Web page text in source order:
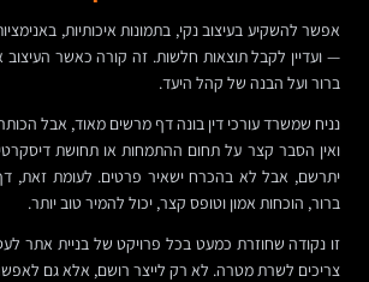
אפשר להשקיע בעיצוב נקי, בתמונות איכותיות,
— ועדיין לקבל תוצאות חלשות. זה קורה כאשר העיצוב
ברור ועל הבנה של קהל היעד.
נניח שמשרד עורכי דין בונה דף מרשים מאוד, אבל
ואין הסבר קצר על תחום ההתמחות או תחושת
יתרשם, אבל לא בהכרח ישאיר פרטים. לעומת זאת,
ברור, הוכחות אמון וטופס קצר, יכול להמיר טוב יותר.
זו נקודה שחוזרת כמעט בכל פרויקט של בניית אתר
צריכים לשרת מטרה. לא רק לייצר רושם, אלא גם